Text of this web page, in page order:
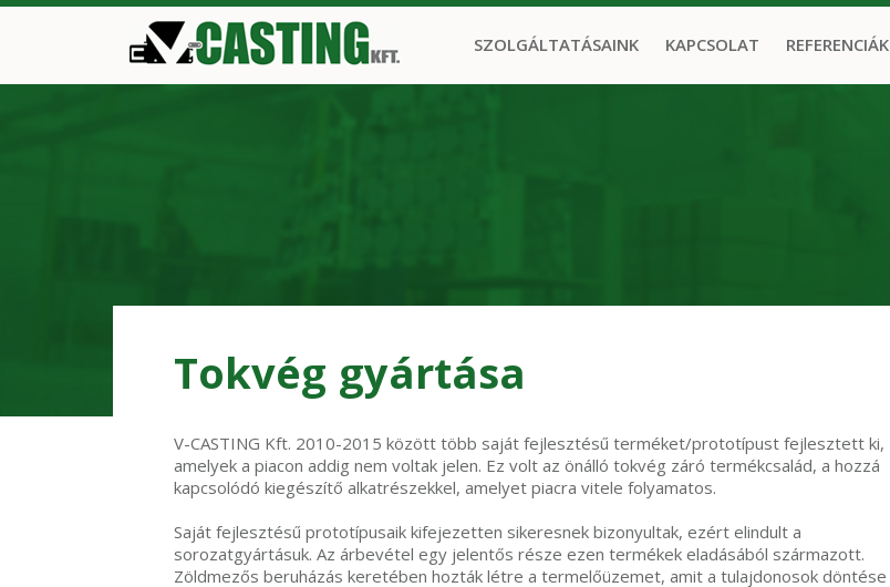
SZOLGÁLTATÁSAINK KAPCSOLAT REFERENCIÁK
Tokvég gyártása
V-CASTING Kft. 2010-2015 között több saját fejlesztésű terméket/prototípust fejlesztett ki,
amelyek a piacon addig nem voltak jelen. Ez volt az önálló tokvég záró termékcsalád, a hozzá
kapcsolódó kiegészítő alkatrészekkel, amelyet piacra vitele folyamatos.
Saját fejlesztésű prototípusaik kifejezetten sikeresnek bizonyultak, ezért elindult a
sorozatgyártásuk. Az árbevétel egy jelentős része ezen termékek eladásából származott.
Zöldmezős beruházás keretében hozták létre a termelőüzemet, amit a tulajdonosok döntése